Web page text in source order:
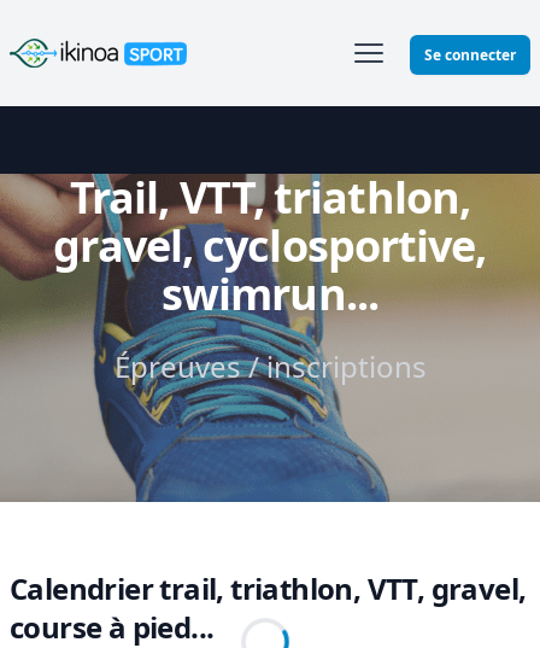
Ikinoa Sport Se connecter
Trail, VTT, triathlon,
gravel, cyclosportive,
swimrun...
Épreuves / inscriptions
Calendrier trail, triathlon, VTT, gravel,
course à pied...